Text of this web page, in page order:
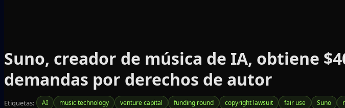
Suno, creador de música de IA, obtiene
demandas por derechos de autor
Etiquetas: AI music technology venture capital funding round copyright lawsuit fair use Suno